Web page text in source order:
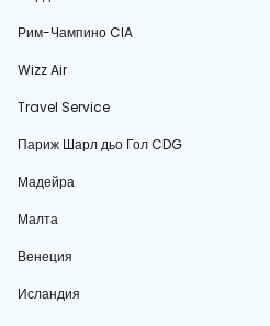
Рим-Чампино CIA
Wizz Air
Travel Service
Париж Шарл дьо Гол CDG
Мадейра
Малта
Венеция
Исландия